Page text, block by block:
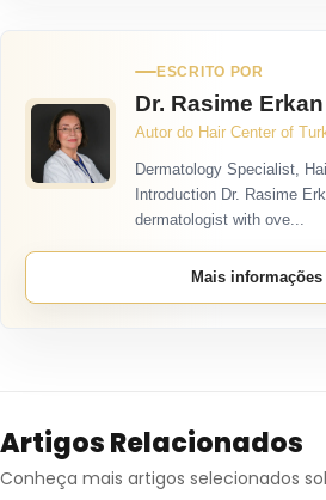
ESCRITO POR
Dr. Rasime Erkan
Autor do Hair Center of
Dermatology Specialist,
Introduction Dr. Rasime
dermatologist with ove...
Mais informações
Artigos Relacionados
Conheça mais artigos selecionados